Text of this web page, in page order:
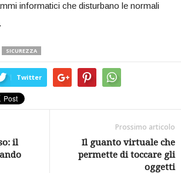
informatici che disturbano le normali
SICUREZZA
Twitter
il
Prossimo articolo
Il guanto virtuale che
permette di toccare gli
oggetti